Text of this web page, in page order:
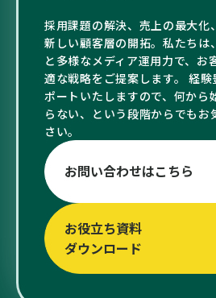
採用課題の解決、売上の最大化
新しい顧客層の開拓。私たちは
と多様なメディア運用力で、お
適な戦略をご提案します。 経
ポートいたしますので、何から
らない、という段階からでもお
さい。
お問い合わせはこちら
お役立ち資料
ダウンロード